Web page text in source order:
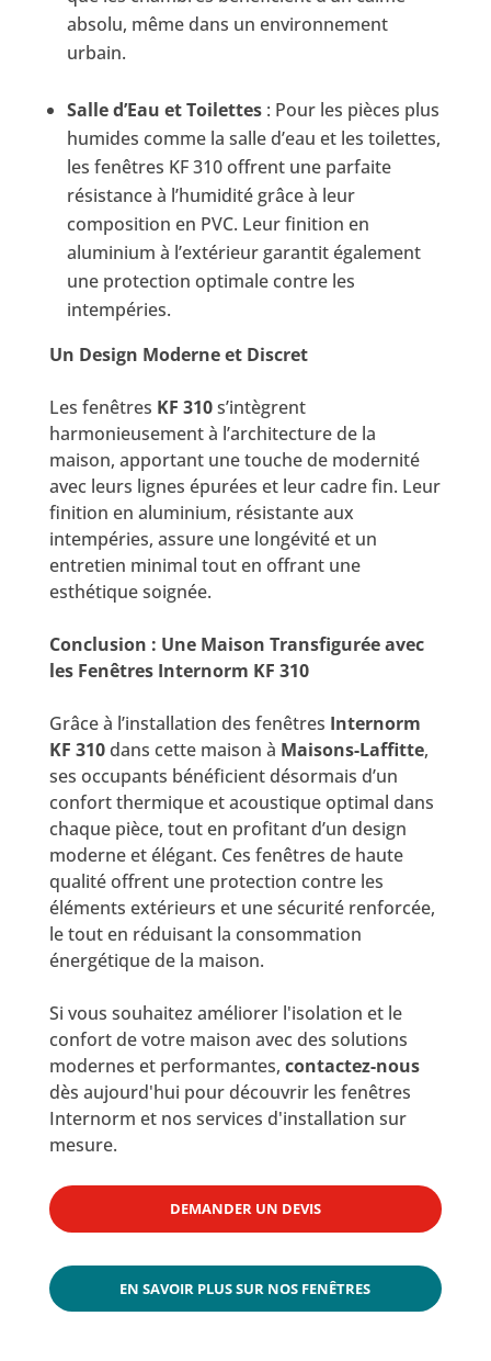
absolu, même dans un environnement
urbain.
Salle d’Eau et Toilettes: Pour les pièces plus
humides comme la salle d’eau et les toilettes,
les fenêtres KF 310 offrent une parfaite
résistance à l’humidité grâce à leur
composition en PVC. Leur finition en
aluminium à l’extérieur garantit également
une protection optimale contre les
intempéries.
Un Design Moderne et Discret
Les fenêtres KF 310s’intègrent
harmonieusement à l’architecture de la
maison, apportant une touche de modernité
avec leurs lignes épurées et leur cadre fin. Leur
finition en aluminium, résistante aux
intempéries, assure une longévité et un
entretien minimal tout en offrant une
esthétique soignée.
Conclusion : Une Maison Transfigurée avec
les Fenêtres Internorm KF 310
Grâce à l’installation des fenêtres Internorm
KF 310dans cette maison à Maisons-Laffitte,
ses occupants bénéficient désormais d’un
confort thermique et acoustique optimal dans
chaque pièce, tout en profitant d’un design
moderne et élégant. Ces fenêtres de haute
qualité offrent une protection contre les
éléments extérieurs et une sécurité renforcée,
le tout en réduisant la consommation
énergétique de la maison.
Si vous souhaitez améliorer l'isolation et le
confort de votre maison avec des solutions
modernes et performantes, contactez-nous
dès aujourd'hui pour découvrir les fenêtres
Internorm et nos services d'installation sur
mesure.
DEMANDER UN DEVIS
EN SAVOIR PLUS SUR NOS FENÊTRES